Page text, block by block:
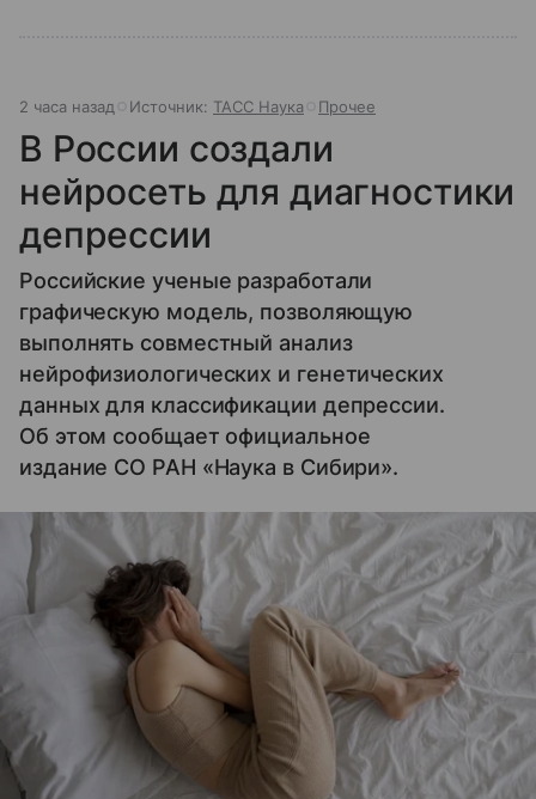
2 часа назад Источник: ТАСС Наука Прочее
В России создали
нейросеть для диагностики
депрессии
Российские ученые разработали
графическую модель, позволяющую
выполнять совместный анализ
нейрофизиологических и генетических
данных для классификации депрессии.
Об этом сообщает официальное
издание СО РАН «Наука в Сибири».